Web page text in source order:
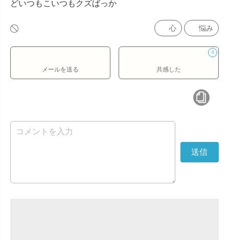
どいつもこいつもクズばっか
心 悩み
メールを送る
0
共感した